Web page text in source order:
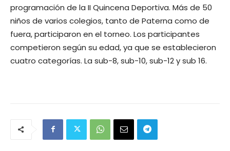
programación de la II Quincena Deportiva. Más de 50
niños de varios colegios, tanto de Paterna como de
fuera, participaron en el torneo. Los participantes
competieron según su edad, ya que se establecieron
cuatro categorías. La sub-8, sub-10, sub-12 y sub 16.